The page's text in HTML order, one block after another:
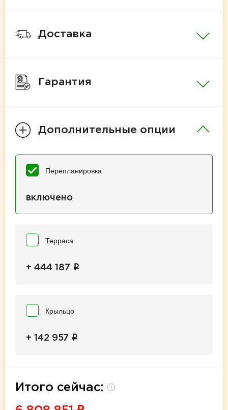
Доставка
Гарантия
Дополнительные опции
Перепланировка
включено
Терраса
+ 444 187 i
Крыльцо
+ 142 957 i
Итого сейчас: i